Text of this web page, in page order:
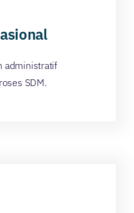
administratif
SDM.